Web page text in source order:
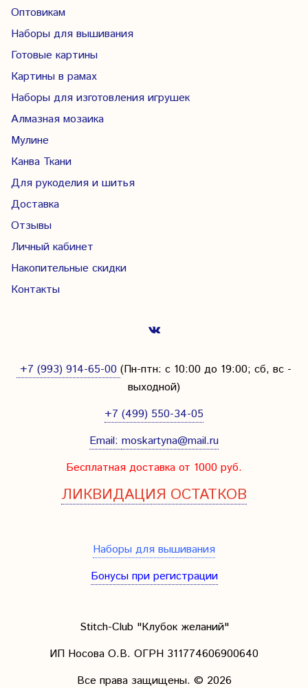
Оптовикам
Наборы для вышивания
Готовые картины
Картины в рамах
Наборы для изготовления игрушек
Алмазная мозаика
Мулине
Канва Ткани
Для рукоделия и шитья
Доставка
Отзывы
Личный кабинет
Накопительные скидки
Контакты
+7 (993) 914-65-00 (Пн-птн: с 10:00 до 19:00; сб, вс -
выходной)
+7 (499) 550-34-05
Email: moskartyna@mail.ru
Бесплатная доставка от 1000 руб.
ЛИКВИДАЦИЯ ОСТАТКОВ
Наборы для вышивания
Бонусы при регистрации
Stitch-Club "Клубок желаний"
ИП Носова О.В. ОГРН 311774606900640
Все права защищены. © 2026